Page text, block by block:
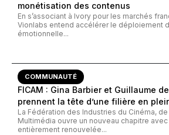
monétisation des contenus
En s’associant à Ivory pour les marchés
Vionlabs entend accélérer le déploiement
émotionnelle...
COMMUNAUTÉ
FICAM : Gina Barbier et Guillaume
prennent la tête d’une filière en
La Fédération des Industries du Cinéma,
Multimédia ouvre un nouveau chapitre
entièrement renouvelée...